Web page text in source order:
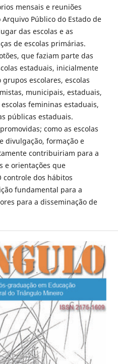
mensais e reuniões
Público do Estado de
das escolas e as
de escolas primárias.
que faziam parte das
estaduais, inicialmente
escolares, escolas
municipais, estaduais,
femininas estaduais,
públicas estaduais.
como as escolas
divulgação, formação e
contribuiriam para a
e orientações que
controle dos hábitos
fundamental para a
para a disseminação de